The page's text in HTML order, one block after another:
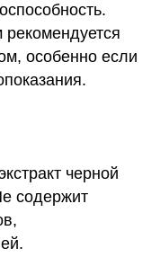
особенно если
черной
содержит